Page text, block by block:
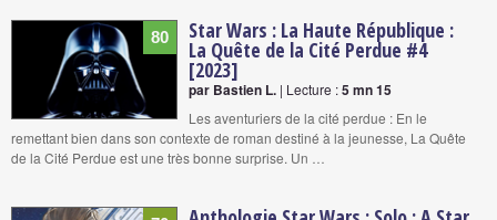
80 Star Wars : La Haute République :
La Quête de la Cité Perdue #4
[2023]
par Bastien L. | Lecture :5 mn 15
Les aventuriers de la cité perdue : En le
remettant bien dans son contexte de roman destiné à la jeunesse, La Quête
de la Cité Perdue est une très bonne surprise. Un …